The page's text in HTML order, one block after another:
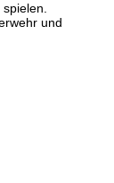
spielen.
und